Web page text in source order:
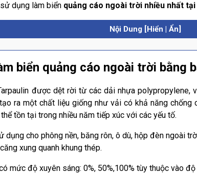
dụng làm biển quảng cáo ngoài trời nhiều nhất tại
Nội Dung [Hiển | Ẩn]
biển quảng cáo ngoài trời bằng
được dệt rời từ các dải nhựa polypropylene,
ra một chất liệu giống như vải có khả năng
tồn tại trong nhiều năm tiếp xúc với các yếu tố.
dụng cho phông nền, băng rôn, ô dù, hộp đèn ngoài
xung quanh khung thép.
mức độ xuyên sáng: 0%, 50%,100% tùy thuộc vào